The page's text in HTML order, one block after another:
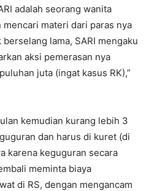
adalah seorang wanita
materi dari paras nya
lama, SARI mengaku
aksi pemerasan nya
juta (ingat kasus RK),”
kemudian kurang lebih 3
dan harus di kuret (di
karena keguguran secara
meminta biaya
di RS, dengan mengancam